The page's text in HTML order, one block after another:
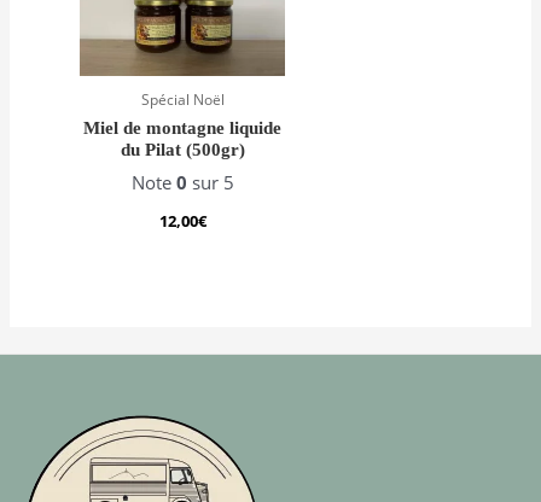
Spécial Noël
Miel de montagne liquide
du Pilat (500gr)
Note 0 sur 5
12,00€